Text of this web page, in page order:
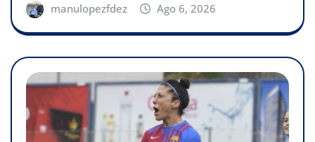
manulopezfdez Ago 6, 2026